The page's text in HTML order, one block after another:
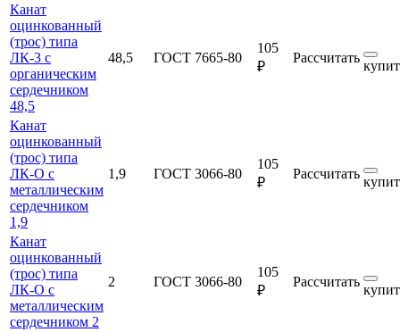
Канат
оцинкованный
(трос) типа
ЛК-3 с
органическим
сердечником
48,5
48,5 ГОСТ 7665-80
105
₽
Рассчитать
Канат
оцинкованный
(трос) типа
ЛК-О с
металлическим
сердечником
1,9
1,9 ГОСТ 3066-80
105
₽
Рассчитать
Канат
оцинкованный
(трос) типа
ЛК-О с
металлическим
сердечником 2
2 ГОСТ 3066-80
105
₽
Рассчитать